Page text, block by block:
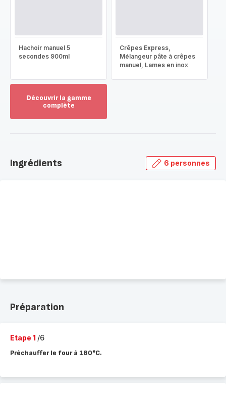
Hachoir manuel 5
secondes 900ml
Crêpes Express,
Mélangeur pâte à crêpes
manuel, Lames en inox
Découvrir la gamme
complète
gamme
Ingrédients 6 personnes
Préparation
Etape 1 /6
Préchauffer le four à 180°C.